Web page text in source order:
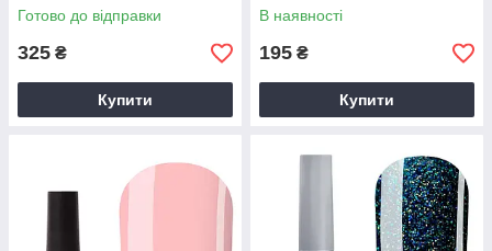
Готово до відправки
325 ₴
Купити
В наявності
195 ₴
Купити